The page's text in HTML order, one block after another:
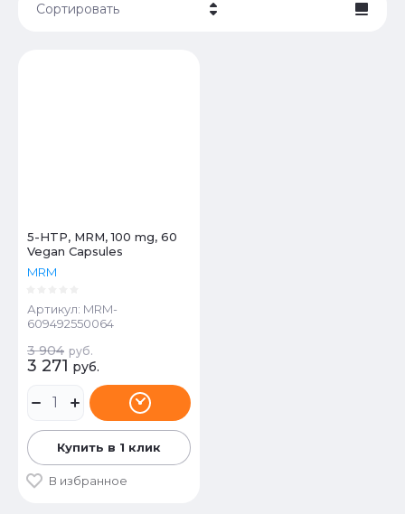
Сортировать
5-HTP, MRM, 100 mg, 60
Vegan Capsules
MRM
Артикул: MRM-
609492550064
3 904 руб.
3 271 руб.
Купить в 1 клик
В избранное